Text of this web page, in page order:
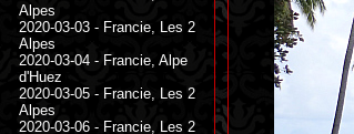
Alpes
2020-03-03 - Francie, Les 2
Alpes
2020-03-04 - Francie, Alpe
d'Huez
2020-03-05 - Francie, Les 2
Alpes
2020-03-06 - Francie, Les 2